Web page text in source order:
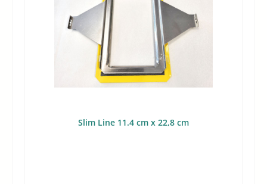
Slim Line 11.4 cm x 22,8 cm